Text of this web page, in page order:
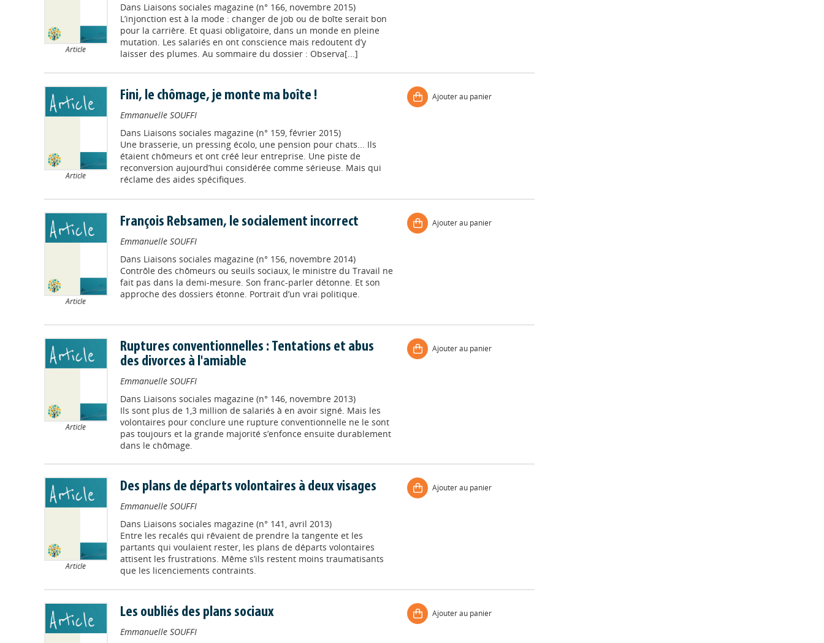
Article
Dans Liaisons sociales magazine (n° 166, novembre 2015)
L’injonction est à la mode : changer de job ou de boîte serait bon
pour la carrière. Et quasi obligatoire, dans un monde en pleine
mutation. Les salariés en ont conscience mais redoutent d’y
laisser des plumes. Au sommaire du dossier : Observa[...]
Article
Fini, le chômage, je monte ma boîte !
Emmanuelle SOUFFI
Dans Liaisons sociales magazine (n° 159, février 2015)
Une brasserie, un pressing écolo, une pension pour chats... Ils
étaient chômeurs et ont créé leur entreprise. Une piste de
reconversion aujourd’hui considérée comme sérieuse. Mais qui
réclame des aides spécifiques.
Ajouter au panier
Article
François Rebsamen, le socialement incorrect
Emmanuelle SOUFFI
Dans Liaisons sociales magazine (n° 156, novembre 2014)
Contrôle des chômeurs ou seuils sociaux, le ministre du Travail ne
fait pas dans la demi-mesure. Son franc-parler détonne. Et son
approche des dossiers étonne. Portrait d’un vrai politique.
Ajouter au panier
Article
Ruptures conventionnelles : Tentations et abus
des divorces à l'amiable
Emmanuelle SOUFFI
Dans Liaisons sociales magazine (n° 146, novembre 2013)
Ils sont plus de 1,3 million de salariés à en avoir signé. Mais les
volontaires pour conclure une rupture conventionnelle ne le sont
pas toujours et la grande majorité s’enfonce ensuite durablement
dans le chômage.
Ajouter au panier
Article
Des plans de départs volontaires à deux visages
Emmanuelle SOUFFI
Dans Liaisons sociales magazine (n° 141, avril 2013)
Entre les recalés qui rêvaient de prendre la tangente et les
partants qui voulaient rester, les plans de départs volontaires
attisent les frustrations. Même s’ils restent moins traumatisants
que les licenciements contraints.
Ajouter au panier
Les oubliés des plans sociaux
Emmanuelle SOUFFI
Ajouter au panier